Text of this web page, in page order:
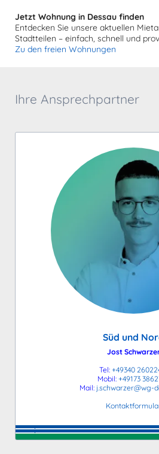
Jetzt Wohnung in Dessau finden
Entdecken Sie unsere aktuellen
Stadtteilen – einfach, schnell und
Zu den freien Wohnungen
Ihre Ansprechpartner
Süd und
Jost
Tel: +49340
Mobil: +49173
Mail: j.schwarzer@wg-